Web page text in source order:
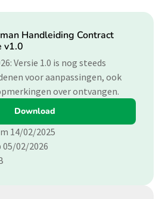
Handleiding Contract
v1.0
Versie 1.0 is nog steeds
voor aanpassingen, ook
over ontvangen.
Download
14/02/2025
02/2026